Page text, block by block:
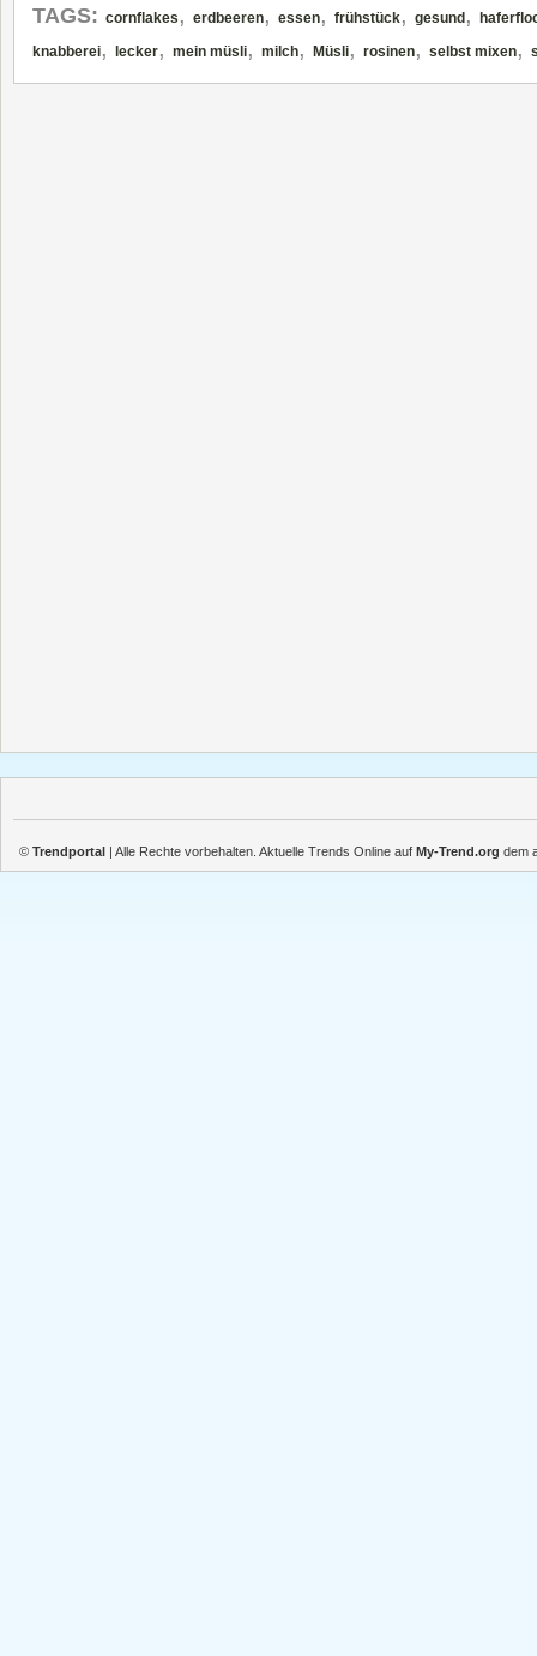
TAGS: cornflakes , erdbeeren, essen, frühstück, gesund ,
knabberei, lecker, mein müsli, milch, Müsli, rosinen, selbst mixen,
© Trendportal | Alle Rechte vorbehalten. Aktuelle Trends Online auf My-Trend.org dem